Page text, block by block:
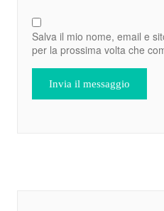
Salva il mio nome, email e
per la prossima volta che